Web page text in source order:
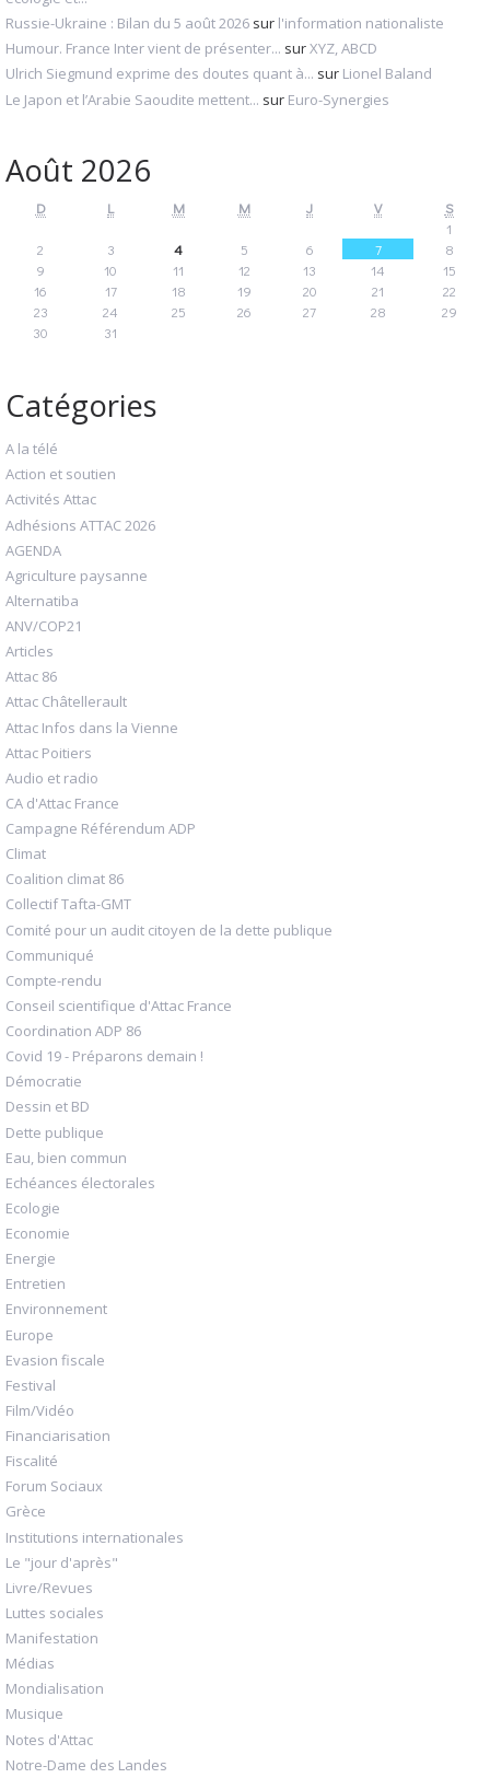
Russie-Ukraine : Bilan du 5 août 2026 sur l'information nationaliste
Humour. France Inter vient de présenter... surXYZ, ABCD
Ulrich Siegmund exprime des doutes quant à... sur Lionel Baland
Le Japon et l’Arabie Saoudite mettent... sur Euro-Synergies
Août 2026
D L M M J V
S
1
2
3 4 5 6 7
8
9
10 11 12 13 14
15
16
17 18 19 20 21
22
23
24 25 26 27 28
29
30
31
Catégories
A la télé
Action et soutien
Activités Attac
Adhésions ATTAC 2026
AGENDA
Agriculture paysanne
Alternatiba
ANV/COP21
Articles
Attac 86
Attac Châtellerault
Attac Infos dans la Vienne
Attac Poitiers
Audio et radio
CA d'Attac France
Campagne Référendum ADP
Climat
Coalition climat 86
Collectif Tafta-GMT
Comité pour un audit citoyen de la dette publique
Communiqué
Compte-rendu
Conseil scientifique d'Attac France
Coordination ADP 86
Covid 19 - Préparons demain !
Démocratie
Dessin et BD
Dette publique
Eau, bien commun
Echéances électorales
Ecologie
Economie
Energie
Entretien
Environnement
Europe
Evasion fiscale
Festival
Film/Vidéo
Financiarisation
Fiscalité
Forum Sociaux
Grèce
Institutions internationales
Le "jour d'après"
Livre/Revues
Luttes sociales
Manifestation
Médias
Mondialisation
Musique
Notes d'Attac
Notre-Dame des Landes